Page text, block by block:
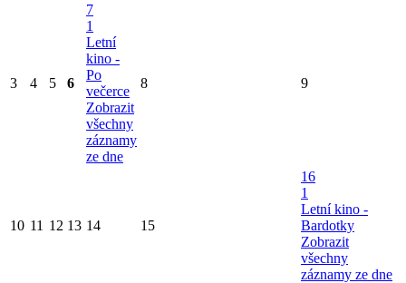
3 4 5 6
7
1
Letní
kino -
Po
večerce
Zobrazit
všechny
záznamy
ze dne
8 9
10 11 12 13 14 15
16
1
Letní kino -
Bardotky
Zobrazit
všechny
záznamy ze dne